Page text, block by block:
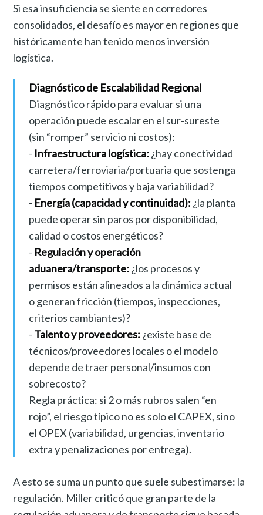
Si esa insuficiencia se siente en corredores
consolidados, el desafío es mayor en regiones que
históricamente han tenido menos inversión
logística.
Diagnóstico de Escalabilidad Regional
Diagnóstico rápido para evaluar si una
operación puede escalar en el sur-sureste
(sin “romper” servicio ni costos):
- Infraestructura logística: ¿hay conectividad
carretera/ferroviaria/portuaria que sostenga
tiempos competitivos y baja variabilidad?
- Energía (capacidad y continuidad): ¿la planta
puede operar sin paros por disponibilidad,
calidad o costos energéticos?
- Regulación y operación
aduanera/transporte: ¿los procesos y
permisos están alineados a la dinámica actual
o generan fricción (tiempos, inspecciones,
criterios cambiantes)?
- Talento y proveedores: ¿existe base de
técnicos/proveedores locales o el modelo
depende de traer personal/insumos con
sobrecosto?
Regla práctica: si 2 o más rubros salen “en
rojo”, el riesgo típico no es solo el CAPEX, sino
el OPEX (variabilidad, urgencias, inventario
extra y penalizaciones por entrega).
A esto se suma un punto que suele subestimarse: la
regulación. Miller criticó que gran parte de la